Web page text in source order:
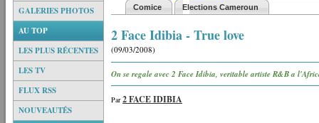
GALERIES PHOTOS
AU TOP
LES PLUS RÉCENTES
LES TV
FLUX RSS
NOUVEAUTÉS
Comice
Elections Cameroun
2 Face Idibia - True love
(09/03/2008)
On se regale avec 2 Face Idibia, veritable artiste R&B a
Par2 FACE IDIBIA